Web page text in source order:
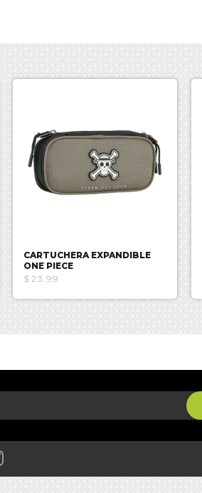
CARTUCHERA EXPANDIBLE
ONE PIECE
$23.99